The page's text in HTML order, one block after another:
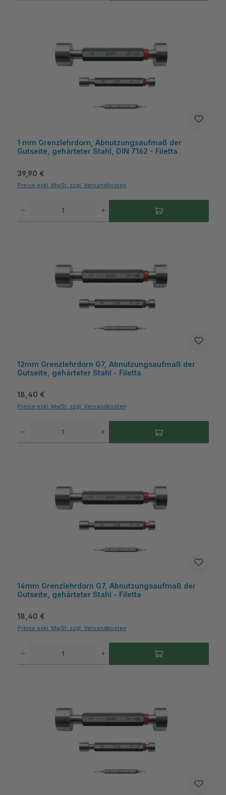
1 mm Grenzlehrdorn, Abnutzungsaufmaß der
Gutseite, gehärteter Stahl, DIN 7162 - Filetta
Regulärer Preis:
39,90 €
Preise exkl. MwSt. zzgl. Versandkosten
12mm Grenzlehrdorn G7, Abnutzungsaufmaß der
Gutseite, gehärteter Stahl - Filetta
Regulärer Preis:
18,40 €
Preise exkl. MwSt. zzgl. Versandkosten
14mm Grenzlehrdorn G7, Abnutzungsaufmaß der
Gutseite, gehärteter Stahl - Filetta
Regulärer Preis:
18,40 €
Preise exkl. MwSt. zzgl. Versandkosten